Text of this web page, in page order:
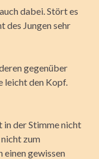
dabei. Stört es
des Jungen sehr
gegenüber
leicht den Kopf.
der Stimme nicht
zum
einen gewissen